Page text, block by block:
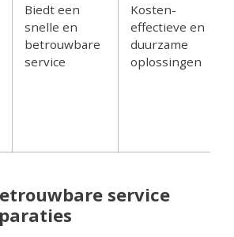
Biedt een
snelle en
betrouwbare
service
Kosten-
effectieve en
duurzame
oplossingen
service